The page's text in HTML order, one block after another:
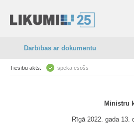
Darbības ar dokumentu
Tiesību akts: spēkā esošs
Ministru
Rīgā 2022. gada 13.